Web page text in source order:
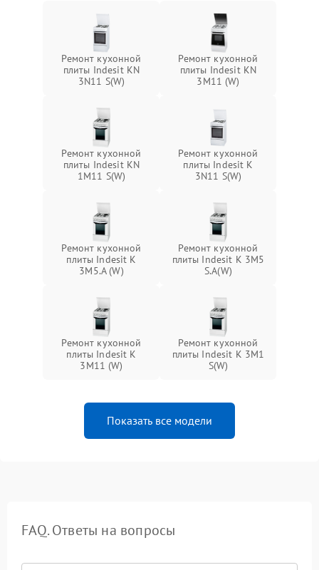
Ремонт кухонной
плиты Indesit KN
3N11 S(W)
Ремонт кухонной
плиты Indesit KN
3M11 (W)
Ремонт кухонной
плиты Indesit KN
1M11 S(W)
Ремонт кухонной
плиты Indesit K
3N11 S(W)
Ремонт кухонной
плиты Indesit K
3M5.A (W)
Ремонт кухонной
плиты Indesit K 3M5
S.A(W)
Ремонт кухонной
плиты Indesit K
3M11 (W)
Ремонт кухонной
плиты Indesit K 3M1
S(W)
Показать все модели
FAQ. Ответы на вопросы